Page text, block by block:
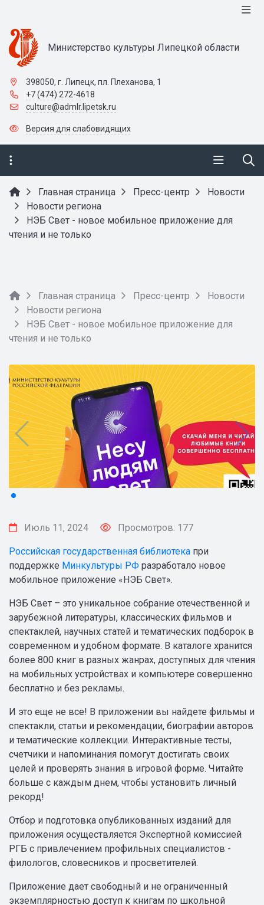
Министерство культуры Липецкой области
398050, г. Липецк, пл. Плеханова, 1
+7 (474) 272-4618
culture@admlr.lipetsk.ru
Версия для слабовидящих
Главная страница Пресс-центр
Новости
Новости региона
НЭБ Свет - новое мобильное приложение для
чтения и не только
Главная страница Пресс-центр
Новости
Новости региона
НЭБ Свет - новое мобильное приложение для
чтения и не только
Июль 11, 2024 Просмотров: 177
Российская государственная библиотека при
поддержке Минкультуры РФ разработало новое
мобильное приложение «НЭБ Свет».
НЭБ Свет – это уникальное собрание отечественной и
зарубежной литературы, классических фильмов и
спектаклей, научных статей и тематических подборок в
современном и удобном формате. В каталоге хранится
более 800 книг в разных жанрах, доступных для чтения
на мобильных устройствах и компьютере совершенно
бесплатно и без рекламы.
И это еще не все! В приложении вы найдете фильмы и
спектакли, статьи и рекомендации, биографии авторов
и тематические коллекции. Интерактивные тесты,
счетчики и напоминания помогут достигать своих
целей и проверять знания в игровой форме. Читайте
больше с каждым днем, чтобы установить личный
рекорд!
Отбор и подготовка опубликованных изданий для
приложения осуществляется Экспертной комиссией
РГБ с привлечением профильных специалистов -
филологов, словесников и просветителей.
Приложение дает свободный и не ограниченный
экземплярностью доступ к книгам по школьной